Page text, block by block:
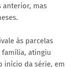
anterior, mas
às parcelas
família, atingiu
início da série, em